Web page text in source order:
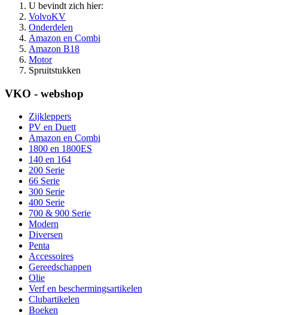
U bevindt zich hier:
VolvoKV
Onderdelen
Amazon en Combi
Amazon B18
Motor
Spruitstukken
VKO - webshop
Zijkleppers
PV en Duett
Amazon en Combi
1800 en 1800ES
140 en 164
200 Serie
66 Serie
300 Serie
400 Serie
700 & 900 Serie
Modern
Diversen
Penta
Accessoires
Gereedschappen
Olie
Verf en beschermingsartikelen
Clubartikelen
Boeken